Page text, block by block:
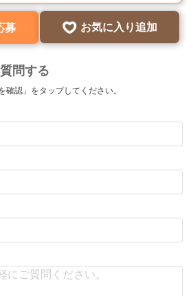
募 お気に入り追加
問する
確認」をタップしてください。